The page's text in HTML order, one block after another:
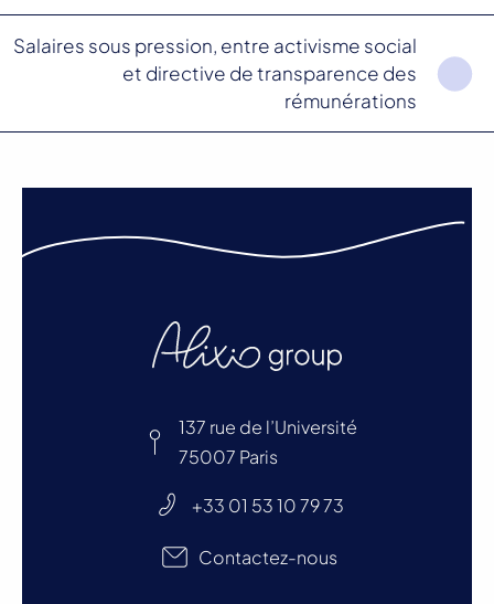
Salaires sous pression, entre activisme social
et directive de transparence des
rémunérations
137 rue de l’Université
75007 Paris
+33 01 53 10 79 73
Contactez-nous